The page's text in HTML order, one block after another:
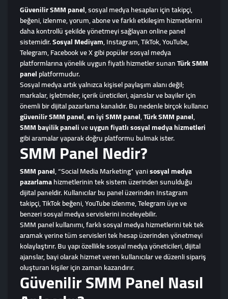
Güvenilir SMM panel, sosyal medya hesapları için takipçi,
beğeni, izlenme, yorum, abone ve farklı etkileşim hizmetlerini
daha kontrollü şekilde yönetmeyi sağlayan online panel
sistemidir.Sosyal Mediyam, Instagram, TikTok, YouTube,
Telegram, Facebook ve X gibi popüler sosyal medya
platformlarına yönelik uygun fiyatlı hizmetler sunanTürk SMM
panelplatformudur.
Sosyal medya artık yalnızca kişisel paylaşım alanı değil;
markalar, işletmeler, içerik üreticileri, ajanslar ve bayiler için
önemli bir dijital pazarlama kanalıdır. Bu nedenle birçok kullanıcı
güvenilir SMM panel,en iyi SMM panel,Türk SMM panel,
SMM bayilik paneliveuygun fiyatlı sosyal medya hizmetleri
gibi aramalar yaparak doğru platformu bulmak ister.
SMM Panel Nedir?
SMM panel, “Social Media Marketing” yanisosyal medya
pazarlamahizmetlerinin tek sistem üzerinden sunulduğu
dijital paneldir. Kullanıcılar bu panel üzerinden Instagram
takipçi, TikTok beğeni, YouTube izlenme, Telegram üye ve
benzeri sosyal medya servislerini inceleyebilir.
SMM panel kullanımı, farklı sosyal medya hizmetlerini tek tek
aramak yerine tüm servisleri tek hesap üzerinden yönetmeyi
kolaylaştırır. Bu yapı özellikle sosyal medya yöneticileri, dijital
ajanslar, bayi olarak hizmet veren kullanıcılar ve düzenli sipariş
oluşturan kişiler için zaman kazandırır.
Güvenilir SMM Panel Nasıl